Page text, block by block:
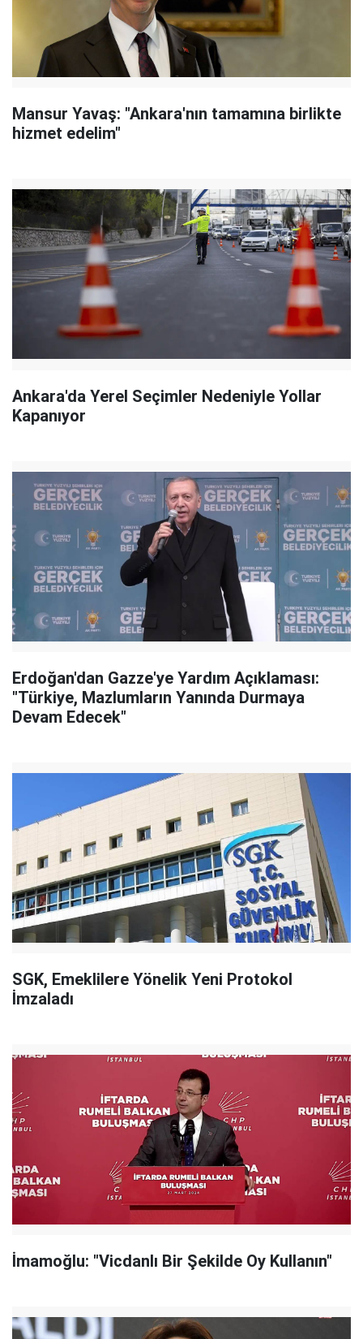
Mansur Yavaş: "Ankara'nın tamamına birlikte
hizmet edelim"
Ankara'da Yerel Seçimler Nedeniyle Yollar
Kapanıyor
Erdoğan'dan Gazze'ye Yardım Açıklaması:
"Türkiye, Mazlumların Yanında Durmaya
Devam Edecek"
SGK, Emeklilere Yönelik Yeni Protokol
İmzaladı
İmamoğlu: "Vicdanlı Bir Şekilde Oy Kullanın"